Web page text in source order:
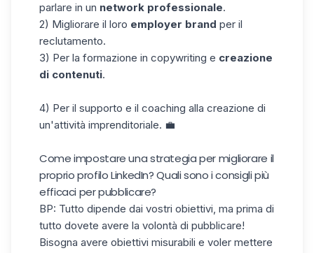
parlare in un network professionale.
2) Migliorare il loro employer brand per il
reclutamento.
3) Per la formazione in copywriting e creazione
di contenuti.
4) Per il supporto e il coaching alla creazione di
un'attività imprenditoriale. 💼
Come impostare una strategia per migliorare il
proprio profilo LinkedIn? Quali sono i consigli più
efficaci per pubblicare?
BP: Tutto dipende dai vostri obiettivi, ma prima di
tutto dovete avere la volontà di pubblicare!
Bisogna avere obiettivi misurabili e voler mettere